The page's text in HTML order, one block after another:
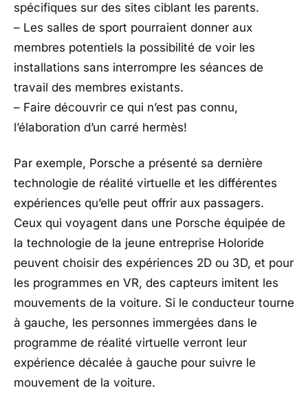
spécifiques sur des sites ciblant les parents.
– Les salles de sport pourraient donner aux
membres potentiels la possibilité de voir les
installations sans interrompre les séances de
travail des membres existants.
– Faire découvrir ce qui n’est pas connu,
l’élaboration d’un carré hermès!
Par exemple, Porsche a présenté sa dernière
technologie de réalité virtuelle et les différentes
expériences qu’elle peut offrir aux passagers.
Ceux qui voyagent dans une Porsche équipée de
la technologie de la jeune entreprise Holoride
peuvent choisir des expériences 2D ou 3D, et pour
les programmes en VR, des capteurs imitent les
mouvements de la voiture. Si le conducteur tourne
à gauche, les personnes immergées dans le
programme de réalité virtuelle verront leur
expérience décalée à gauche pour suivre le
mouvement de la voiture.